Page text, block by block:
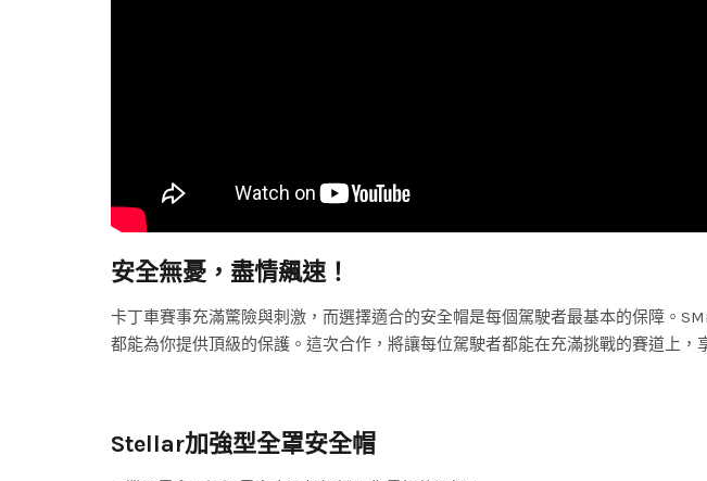
安全無憂，盡情飆速！
卡丁車賽事充滿驚險與刺激，而選擇適合的安全帽是每個駕駛者最基本的保障。
都能為你提供頂級的保護。這次合作，將讓每位駕駛者都能在充滿挑戰的賽道上，
Stellar加強型全罩安全帽